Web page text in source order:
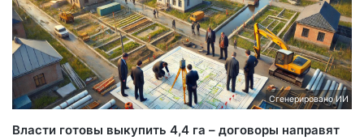
Сгенерировано ИИ
Власти готовы выкупить 4,4 га – договоры направят